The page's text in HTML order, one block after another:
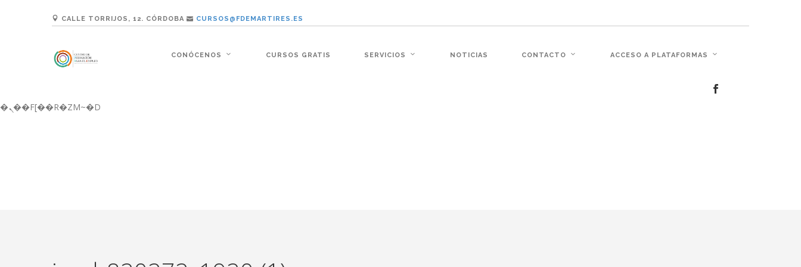
m��@J����nQ+���պ��כ��7�Ma�jf��J��ͱ4j���Ѳ�
���9��p�=�'m��AN�ޭ�=/��������B��:�-�n&������nUf���������q��x�ZM~� c�� Ϲ�+,&��Ὰܢ��F[��(�1�*"��
ϒ��"J����ԧ�����<�;�b"�� ���"j�����ܢ��F[��x� ,�!q�� қ�*]/���؝�2��7�SMc�s"���ޭ�DQ/�应�ܢ��F_��!� :�s"��
�ܢ��F[��R�ZM~�D
CALLE TORRIJOS, 12. CÓRDOBA CURSOS@FDEMARTIRES.ES
CONÓCENOS CURSOS GRATIS SERVICIOS NOTICIAS CONTACTO ACCESO A PLATAFORMAS